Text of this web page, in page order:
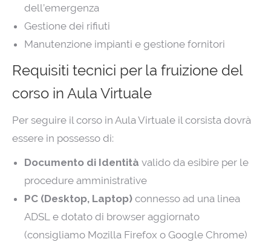
dell’emergenza
Gestione dei rifiuti
Manutenzione impianti e gestione fornitori
Requisiti tecnici per la fruizione del
corso in Aula Virtuale
Per seguire il corso in Aula Virtuale il corsista dovrà
essere in possesso di:
Documento di Identità valido da esibire per le
procedure amministrative
PC (Desktop, Laptop) connesso ad una linea
ADSL e dotato di browser aggiornato
(consigliamo Mozilla Firefox o Google Chrome)